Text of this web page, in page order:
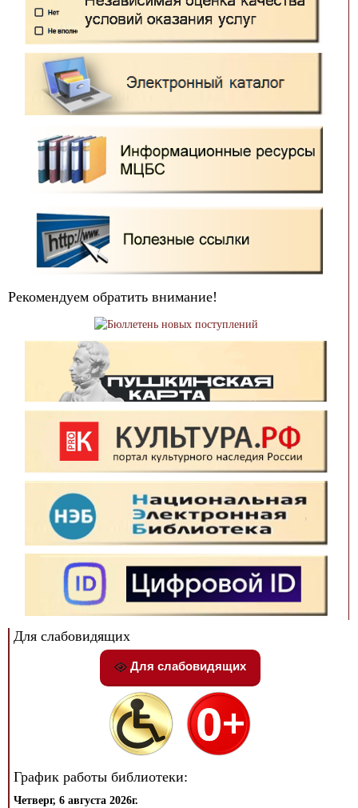
Рекомендуем обратить внимание!
Для слабовидящих
Для слабовидящих
График работы библиотеки:
Четверг, 6 августа 2026г.